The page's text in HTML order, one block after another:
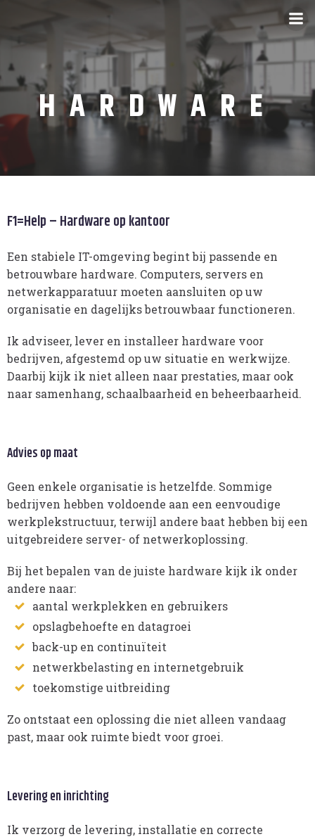
HARDWARE
F1=Help – Hardware op kantoor
Een stabiele IT-omgeving begint bij passende en
betrouwbare hardware. Computers, servers en
netwerkapparatuur moeten aansluiten op uw
organisatie en dagelijks betrouwbaar functioneren.
Ik adviseer, lever en installeer hardware voor
bedrijven, afgestemd op uw situatie en werkwijze.
Daarbij kijk ik niet alleen naar prestaties, maar ook
naar samenhang, schaalbaarheid en beheerbaarheid.
Advies op maat
Geen enkele organisatie is hetzelfde. Sommige
bedrijven hebben voldoende aan een eenvoudige
werkplekstructuur, terwijl andere baat hebben bij een
uitgebreidere server- of netwerkoplossing.
Bij het bepalen van de juiste hardware kijk ik onder
andere naar:
aantal werkplekken en gebruikers
opslagbehoefte en datagroei
back-up en continuïteit
netwerkbelasting en internetgebruik
toekomstige uitbreiding
Zo ontstaat een oplossing die niet alleen vandaag
past, maar ook ruimte biedt voor groei.
Levering en inrichting
Ik verzorg de levering, installatie en correcte